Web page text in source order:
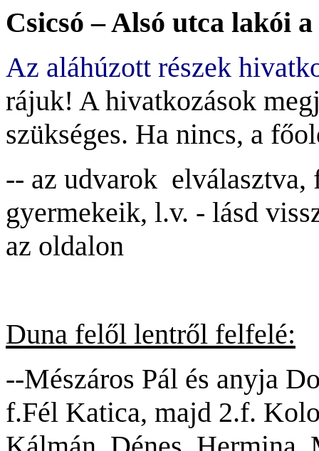
Csicsó – Alsó utca lakói
Az aláhúzott részek
rájuk! A hivatkozások
szükséges. Ha nincs, a
-- az udvarok elválasztva,
gyermekeik, l.v. - lásd
az oldalon
Duna felől lentről felfelé:
--Mészáros Pál és anyja
f.Fél Katica, majd 2.f.